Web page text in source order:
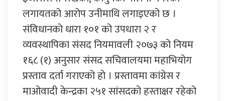
लगायतको आरोप उनीमाथि लगाइएको छ ।
संविधानको धारा १०१ को उपधारा २ र
व्यवस्थापिका संसद नियमावली २०७३ को नियम
१६८ (१) अनुसार संसद सचिवालयमा महाभियोग
प्रस्ताव दर्ता गराएको हो । प्रस्तावमा कांग्रेस र
माओवादी केन्द्रका २५१ सांसदको हस्ताक्षर रहेको